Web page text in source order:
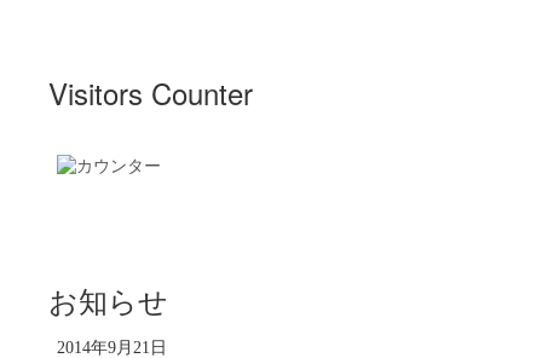
Visitors Counter
お知らせ
2014年9月21日